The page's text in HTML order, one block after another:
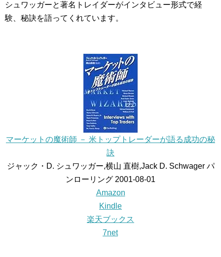
シュワッガーと著名トレイダーがインタビュー形式で経
験、秘訣を語ってくれています。
マーケットの魔術師 － 米トップトレーダーが語る成功の秘
訣
ジャック・D. シュワッガー,横山 直樹,Jack D. Schwager パ
ンローリング 2001-08-01
Amazon
Kindle
楽天ブックス
7net